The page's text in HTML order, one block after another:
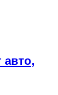
авто,